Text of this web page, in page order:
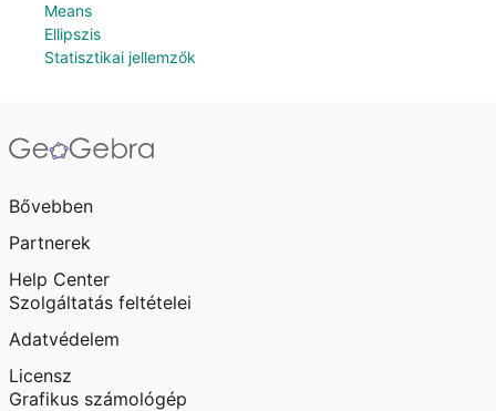
Means
Ellipszis
Statisztikai jellemzők
Bővebben
Partnerek
Help Center
Szolgáltatás feltételei
Adatvédelem
Licensz
Grafikus számológép